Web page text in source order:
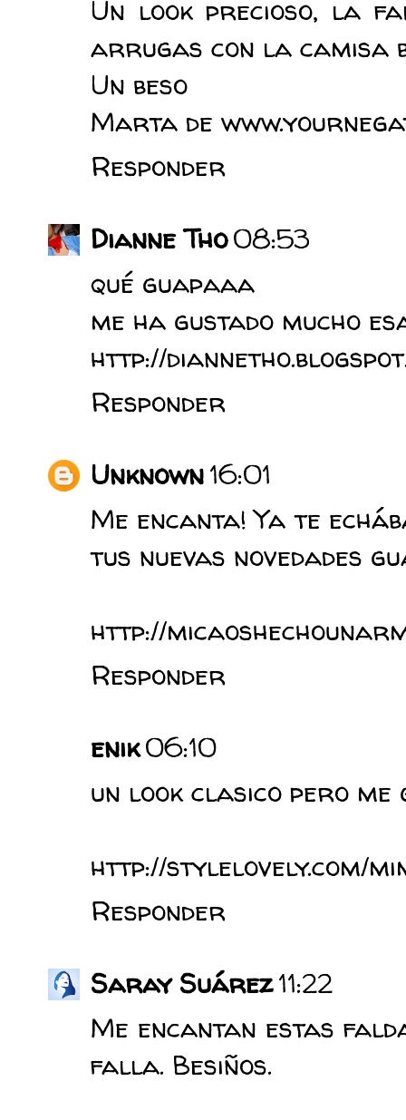
Un look precioso, la
arrugas con la camisa
Un beso
Marta de
Responder
Dianne Tho08:53
qué guapaaa
me ha gustado mucho
http://
Responder
Unknown16:01
Me encanta! Ya te
tus nuevas novedades
http://
Responder
enik06:10
un look clasico pero me
http://stylelovely.com/
Responder
Saray Suárez11:22
Me encantan estas
falla. Besiños.